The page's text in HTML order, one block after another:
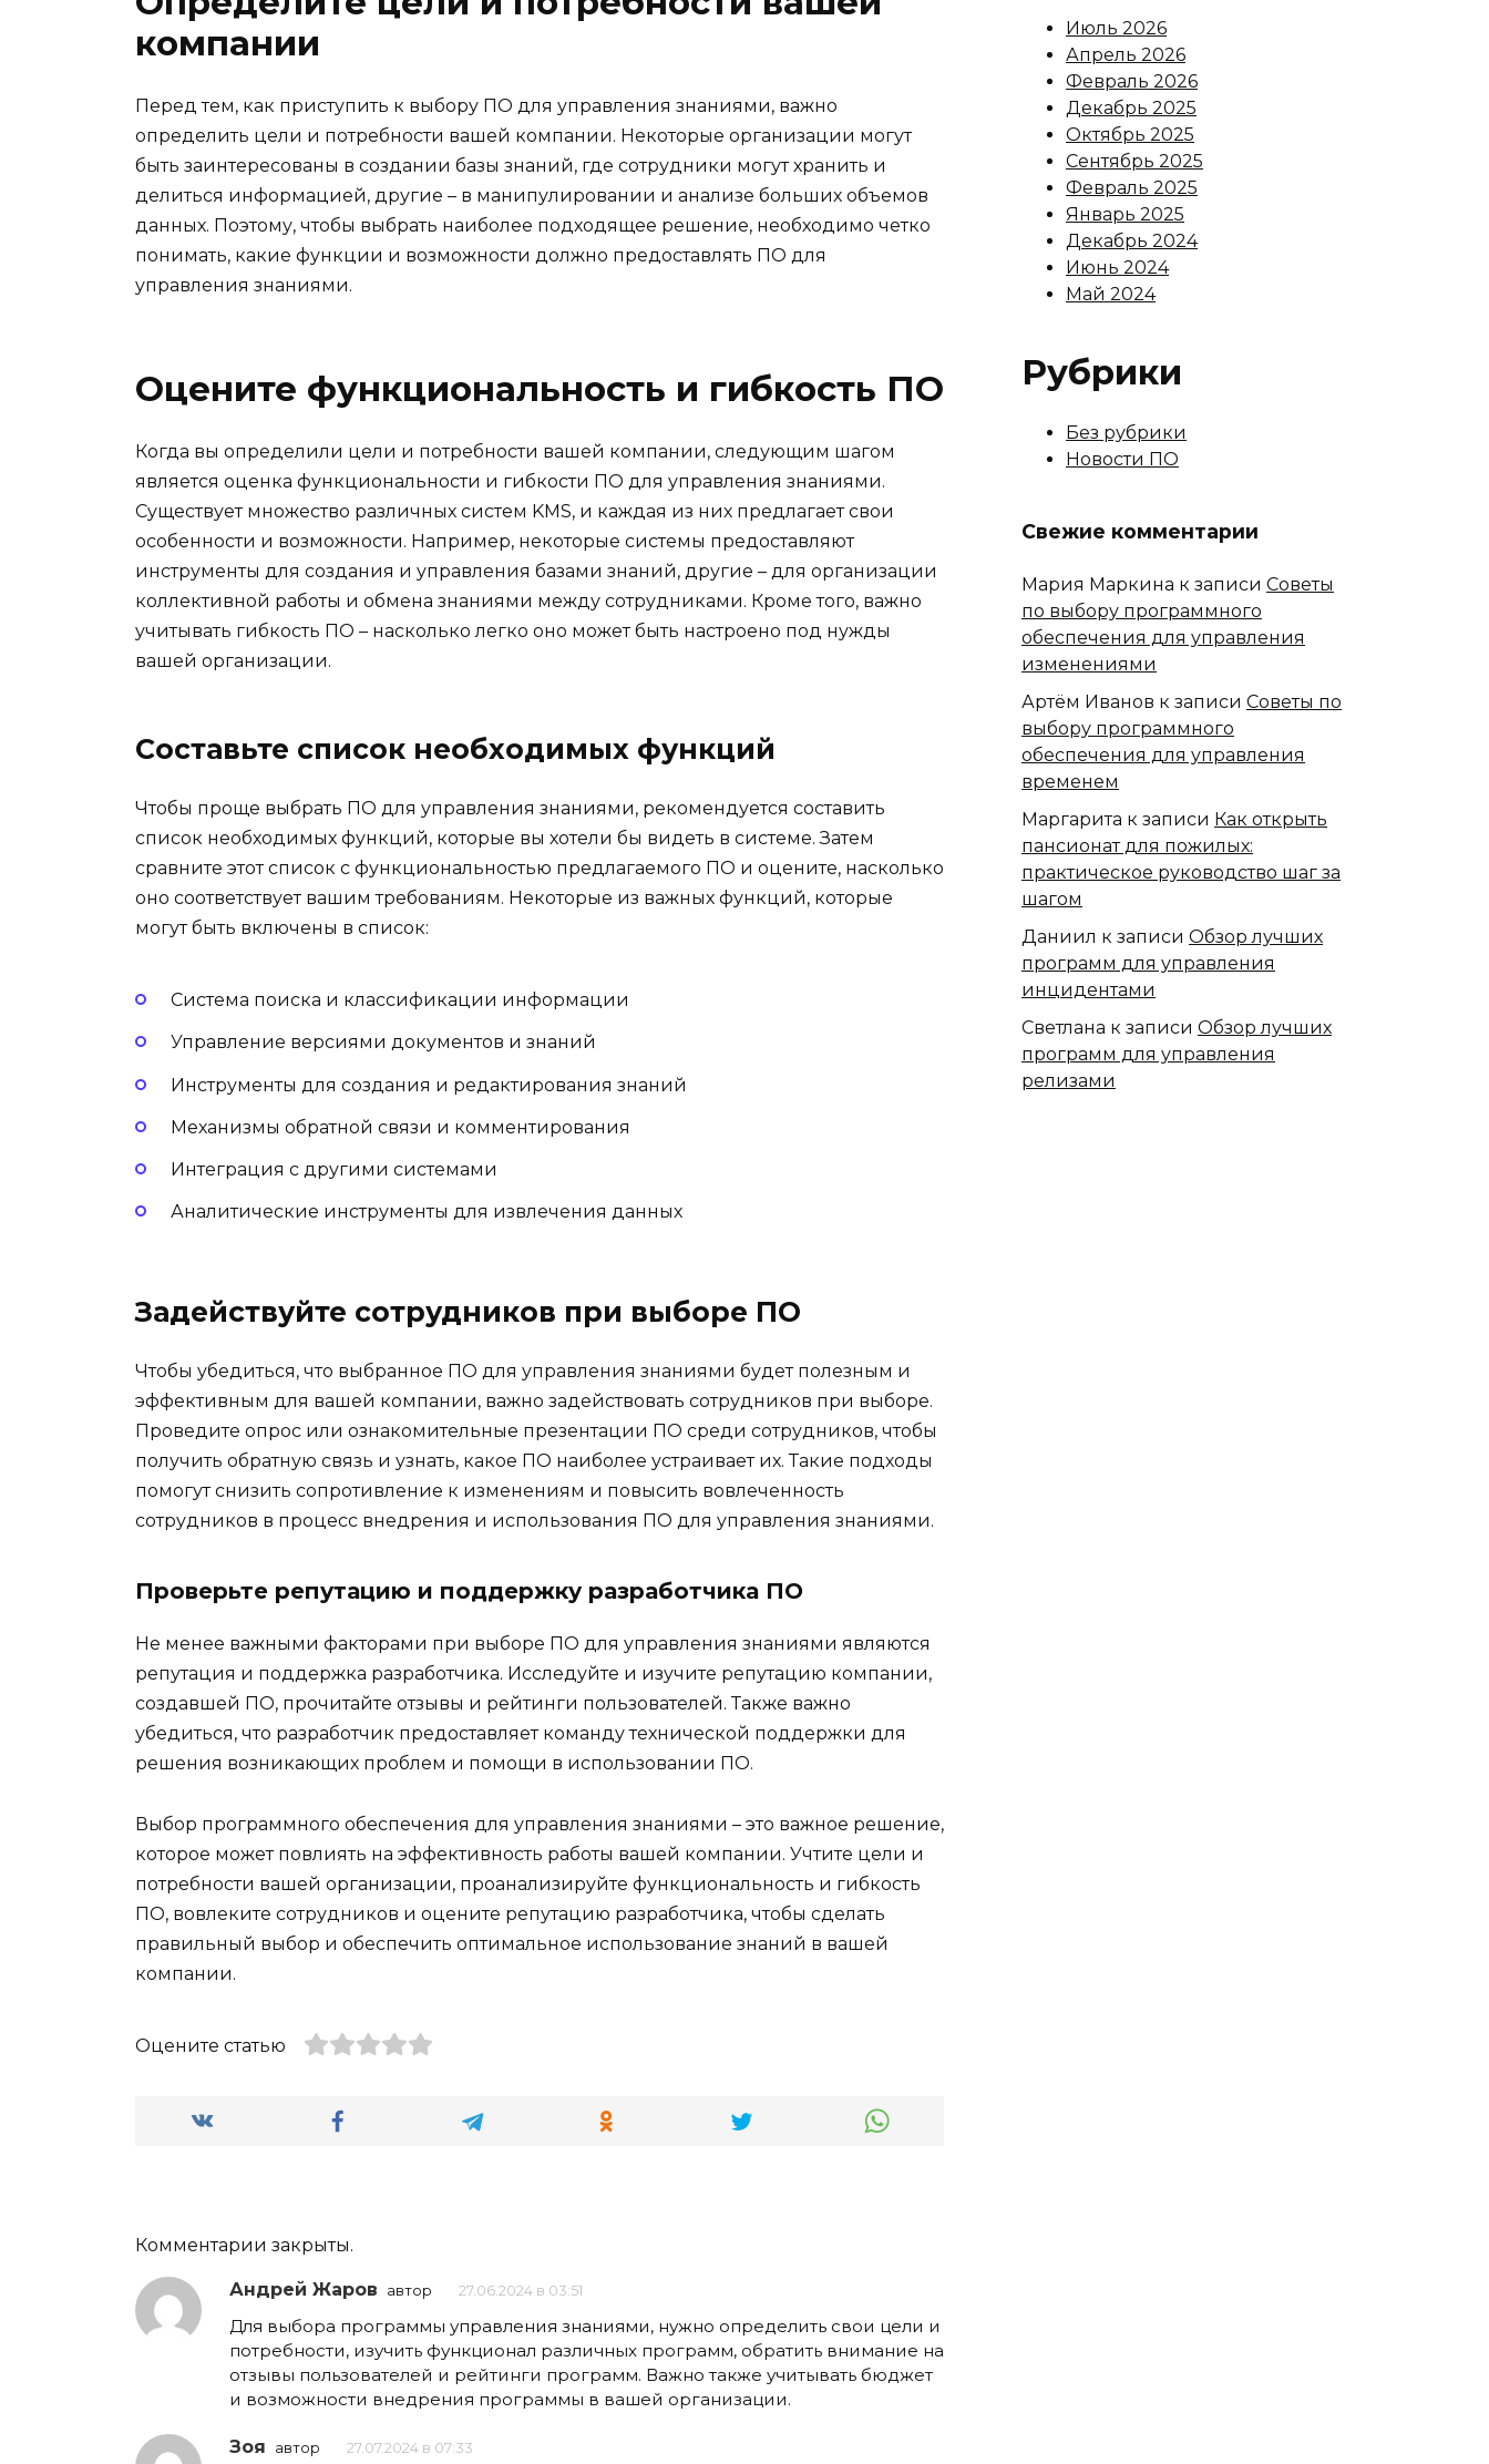
компании
Перед тем, как приступить к выбору ПО для управления знаниями, важно
определить цели и потребности вашей компании. Некоторые организации могут
быть заинтересованы в создании базы знаний, где сотрудники могут хранить и
делиться информацией, другие – в манипулировании и анализе больших объемов
данных. Поэтому, чтобы выбрать наиболее подходящее решение, необходимо четко
понимать, какие функции и возможности должно предоставлять ПО для
управления знаниями.
Оцените функциональность и гибкость ПО
Когда вы определили цели и потребности вашей компании, следующим шагом
является оценка функциональности и гибкости ПО для управления знаниями.
Существует множество различных систем KMS, и каждая из них предлагает свои
особенности и возможности. Например, некоторые системы предоставляют
инструменты для создания и управления базами знаний, другие – для организации
коллективной работы и обмена знаниями между сотрудниками. Кроме того, важно
учитывать гибкость ПО – насколько легко оно может быть настроено под нужды
вашей организации.
Составьте список необходимых функций
Чтобы проще выбрать ПО для управления знаниями, рекомендуется составить
список необходимых функций, которые вы хотели бы видеть в системе. Затем
сравните этот список с функциональностью предлагаемого ПО и оцените, насколько
оно соответствует вашим требованиям. Некоторые из важных функций, которые
могут быть включены в список:
Система поиска и классификации информации
Управление версиями документов и знаний
Инструменты для создания и редактирования знаний
Механизмы обратной связи и комментирования
Интеграция с другими системами
Аналитические инструменты для извлечения данных
Задействуйте сотрудников при выборе ПО
Чтобы убедиться, что выбранное ПО для управления знаниями будет полезным и
эффективным для вашей компании, важно задействовать сотрудников при выборе.
Проведите опрос или ознакомительные презентации ПО среди сотрудников, чтобы
получить обратную связь и узнать, какое ПО наиболее устраивает их. Такие подходы
помогут снизить сопротивление к изменениям и повысить вовлеченность
сотрудников в процесс внедрения и использования ПО для управления знаниями.
Проверьте репутацию и поддержку разработчика ПО
Не менее важными факторами при выборе ПО для управления знаниями являются
репутация и поддержка разработчика. Исследуйте и изучите репутацию компании,
создавшей ПО, прочитайте отзывы и рейтинги пользователей. Также важно
убедиться, что разработчик предоставляет команду технической поддержки для
решения возникающих проблем и помощи в использовании ПО.
Выбор программного обеспечения для управления знаниями – это важное решение,
которое может повлиять на эффективность работы вашей компании. Учтите цели и
потребности вашей организации, проанализируйте функциональность и гибкость
ПО, вовлеките сотрудников и оцените репутацию разработчика, чтобы сделать
правильный выбор и обеспечить оптимальное использование знаний в вашей
компании.
Оцените статью
Комментарии закрыты.
Андрей Жаров автор 27.06.2024 в 03:51
Для выбора программы управления знаниями, нужно определить свои цели и
потребности, изучить функционал различных программ, обратить внимание на
отзывы пользователей и рейтинги программ. Важно также учитывать бюджет
и возможности внедрения программы в вашей организации.
Зоя автор 27.07.2024 в 07:33
Июль 2026
Апрель 2026
Февраль 2026
Декабрь 2025
Октябрь 2025
Сентябрь 2025
Февраль 2025
Январь 2025
Декабрь 2024
Июнь 2024
Май 2024
Рубрики
Без рубрики
Новости ПО
Свежие комментарии
Мария Маркина к записи Советы
по выбору программного
обеспечения для управления
изменениями
Артём Иванов к записи Советы по
выбору программного
обеспечения для управления
временем
Маргарита к записи Как открыть
пансионат для пожилых:
практическое руководство шаг за
шагом
Даниил к записи Обзор лучших
программ для управления
инцидентами
Светлана к записи Обзор лучших
программ для управления
релизами